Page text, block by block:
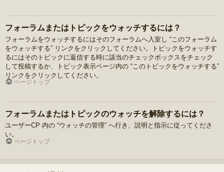
フォーラムまたはトピックをウォッチするには？
フォーラムをウォッチするにはそのフォーラムへ入室し “このフォーラム
をウォッチする” リンクをクリックしてください。トピックをウォッチす
るにはそのトピックに返信する時に該当のチェックボックスをチェック
して投稿するか、トピック表示ページ内の “このトピックをウォッチする”
リンクをクリックしてください。
ページトップ
フォーラムまたはトピックのウォッチを解除するには？
ユーザーCP 内の “ウォッチの管理” へ行き、説明と指示に従ってくださ
い。
ページトップ